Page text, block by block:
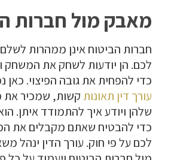
מאבק מול חברות
חברות הביטוח אינן ממהרות
לכם. הן יודעות לשחק את המשחק
כדי להפחית את גובה הפיצוי. כאן
עורך דין תאונות קשות, שמכיר את
שלהן ויודע איך להתמודד איתן.
כדי להבטיח שאתם מקבלים את
לכם על פי חוק. עורך הדין ינהל